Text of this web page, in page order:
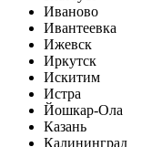
Иваново
Ивантеевка
Ижевск
Иркутск
Искитим
Истра
Йошкар-Ола
Казань
Калининград